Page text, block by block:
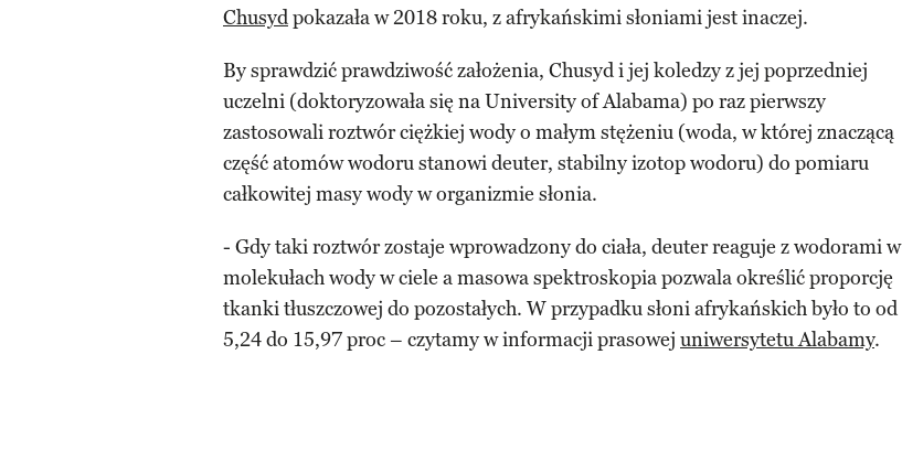
Chusydpokazała w 2018 roku, z afrykańskimi słoniami jest inaczej.
By sprawdzić prawdziwość założenia, Chusyd i jej koledzy z jej poprzedniej
uczelni (doktoryzowała się na University of Alabama) po raz pierwszy
zastosowali roztwór ciężkiej wody o małym stężeniu (woda, w której znaczącą
część atomów wodoru stanowi deuter, stabilny izotop wodoru) do pomiaru
całkowitej masy wody w organizmie słonia.
- Gdy taki roztwór zostaje wprowadzony do ciała, deuter reaguje z wodorami w
molekułach wody w ciele a masowa spektroskopia pozwala określić proporcję
tkanki tłuszczowej do pozostałych. W przypadku słoni afrykańskich było to od
5,24 do 15,97 proc – czytamy w informacji prasowej uniwersytetu Alabamy.